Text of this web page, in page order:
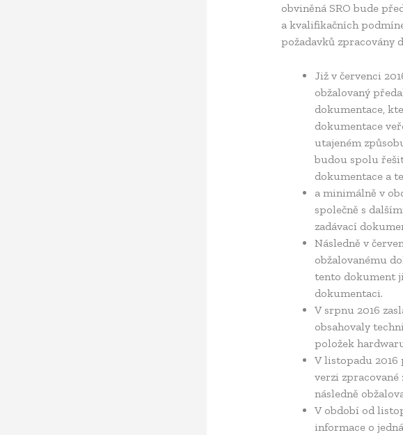
obviněná SRO bude
a kvalifikačních
požadavků zpracovány
Již v červenci
obžalovaný
dokumentace,
dokumentace
utajeném
budou spolu
dokumentace a
a minimálně v
společně s
zadávací
Následně v
obžalovanému
tento dokument
dokumentaci.
V srpnu 2016
obsahovaly
položek
V listopadu 2016
verzi zpracované
následně
V období od
informace o